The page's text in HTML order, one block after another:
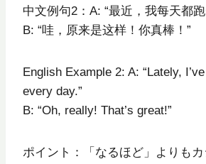
中文例句2：A: “最近，我每天都跑
B: “哇，原来是这样！你真棒！”
English Example 2: A: “Lately,
every day.”
B: “Oh, really! That’s great!”
ポイント：「なるほど」よりも